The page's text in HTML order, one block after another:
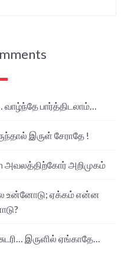
பார்த்திடலாம்…
இருள் சேராதே !
அவலத்திற்கோர் அறிமுகம்
ஏக்கம் என்ன
சுடரி… இருளில் ஏங்காதே…